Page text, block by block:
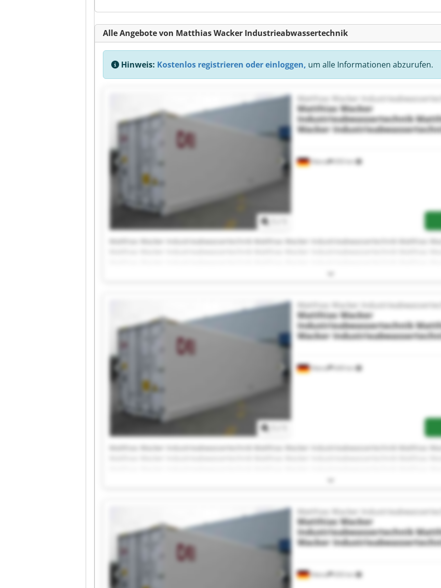
Alle Angebote von Matthias Wacker Industrieabwassertechnik
Hinweis: Kostenlos registrieren oder einloggen, um alle Informationen abzurufen.
Altena 650 km
Matthias Wacker
Matthias Wacker
Industrieabwassertechnik
Wacker
Matthias Wacker Industrieabwassertechnik Matthias Wacker Industrieabwassertechnik Matthias
Matthias Wacker Industrieabwassertechnik Matthias Wacker Industrieabwassertechnik Matthias
Matthias Wacker Industrieabwassertechnik Matthias Wacker Industrieabwassertechnik
Altena 649 km
Matthias Wacker
Matthias Wacker
Industrieabwassertechnik
Wacker
Matthias Wacker Industrieabwassertechnik Matthias Wacker Industrieabwassertechnik Matthias
Matthias Wacker Industrieabwassertechnik Matthias Wacker Industrieabwassertechnik Matthias
Matthias Wacker Industrieabwassertechnik Matthias Wacker Industrieabwassertechnik
Altena 650 km
Matthias Wacker
Matthias Wacker
Industrieabwassertechnik
Wacker